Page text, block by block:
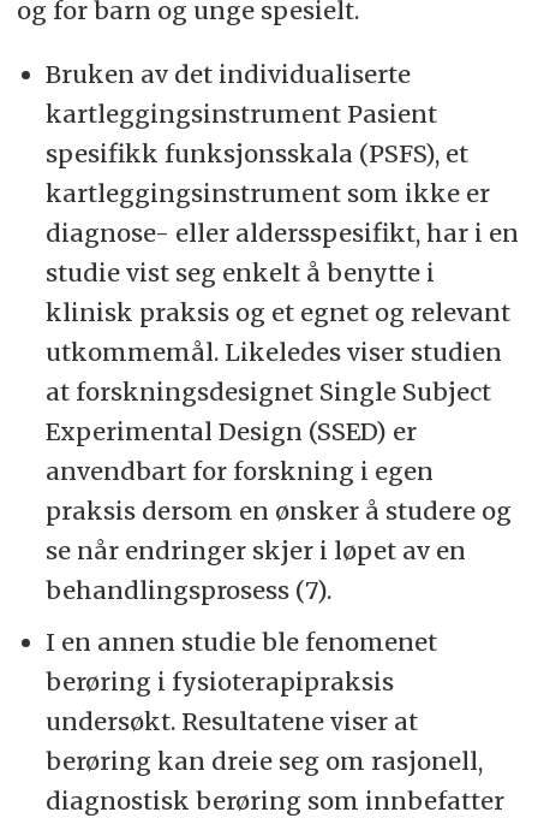
og for barn og unge spesielt.
Bruken av det individualiserte
kartleggingsinstrument Pasient
spesifikk funksjonsskala (PSFS), et
kartleggingsinstrument som ikke er
diagnose- eller aldersspesifikt, har i en
studie vist seg enkelt å benytte i
klinisk praksis og et egnet og relevant
utkommemål. Likeledes viser studien
at forskningsdesignet Single Subject
Experimental Design (SSED) er
anvendbart for forskning i egen
praksis dersom en ønsker å studere og
se når endringer skjer i løpet av en
behandlingsprosess (7).
I en annen studie ble fenomenet
berøring i fysioterapipraksis
undersøkt. Resultatene viser at
berøring kan dreie seg om rasjonell,
diagnostisk berøring som innbefatter